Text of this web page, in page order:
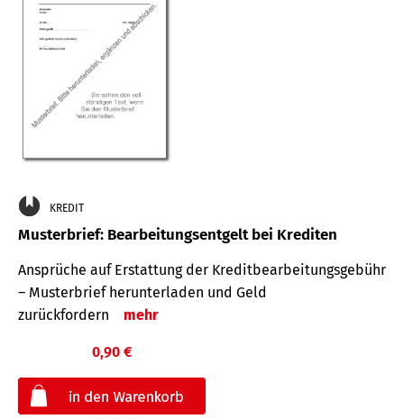
KREDIT
Musterbrief: Bearbeitungsentgelt bei Krediten
Ansprüche auf Erstattung der Kreditbearbeitungsgebühr
– Musterbrief herunterladen und Geld
zurückfordern
mehr
0,90 €